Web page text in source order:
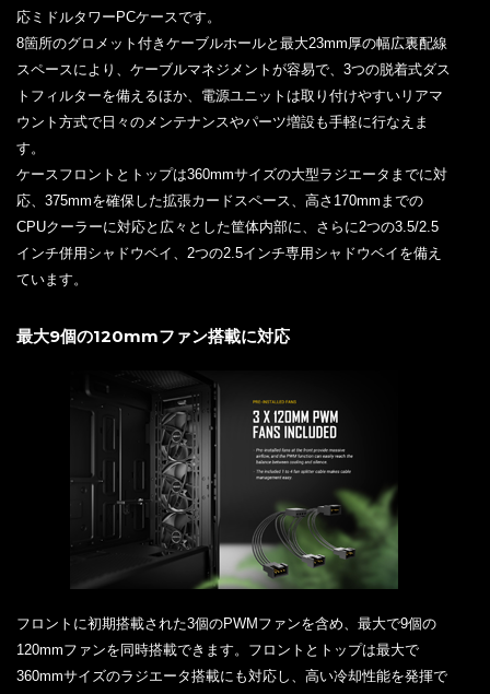
応ミドルタワーPCケースです。
8箇所のグロメット付きケーブルホールと最大23mm厚の幅広裏配線
スペースにより、ケーブルマネジメントが容易で、3つの脱着式ダス
トフィルターを備えるほか、電源ユニットは取り付けやすいリアマ
ウント方式で日々のメンテナンスやパーツ増設も手軽に行なえま
す。
ケースフロントとトップは360mmサイズの大型ラジエータまでに対
応、375mmを確保した拡張カードスペース、高さ170mmまでの
CPUクーラーに対応と広々とした筐体内部に、さらに2つの3.5/2.5
インチ併用シャドウベイ、2つの2.5インチ専用シャドウベイを備え
ています。
最大9個の120mmファン搭載に対応
フロントに初期搭載された3個のPWMファンを含め、最大で9個の
120mmファンを同時搭載できます。フロントとトップは最大で
360mmサイズのラジエータ搭載にも対応し、高い冷却性能を発揮で